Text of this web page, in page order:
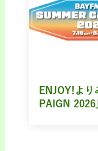
ENJOY!よ
PAIGN 2026